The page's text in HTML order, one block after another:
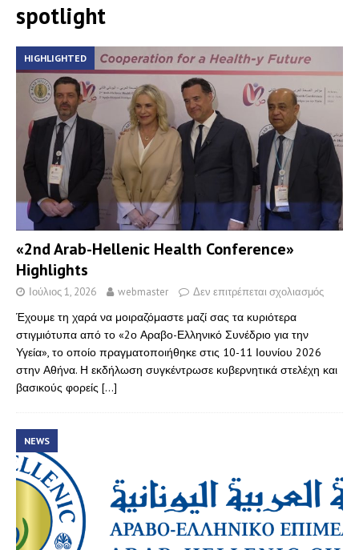
spotlight
HIGHLIGHTED
«2nd Arab-Hellenic Health Conference»
Highlights
Ιούλιος 1, 2026 webmaster Δεν επιτρέπεται σχολιασμός
Έχουμε τη χαρά να μοιραζόμαστε μαζί σας τα κυριότερα
στιγμιότυπα από το «2ο Αραβο-Ελληνικό Συνέδριο για την
Υγεία», το οποίο πραγματοποιήθηκε στις 10-11 Ιουνίου 2026
στην Αθήνα. Η εκδήλωση συγκέντρωσε κυβερνητικά στελέχη και
βασικούς φορείς […]
NEWS